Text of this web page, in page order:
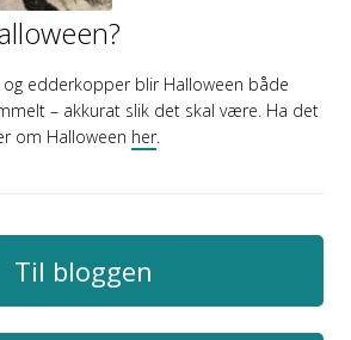
edderkopper blir Halloween både
– akkurat slik det skal være. Ha det
om Halloween her.
Til bloggen